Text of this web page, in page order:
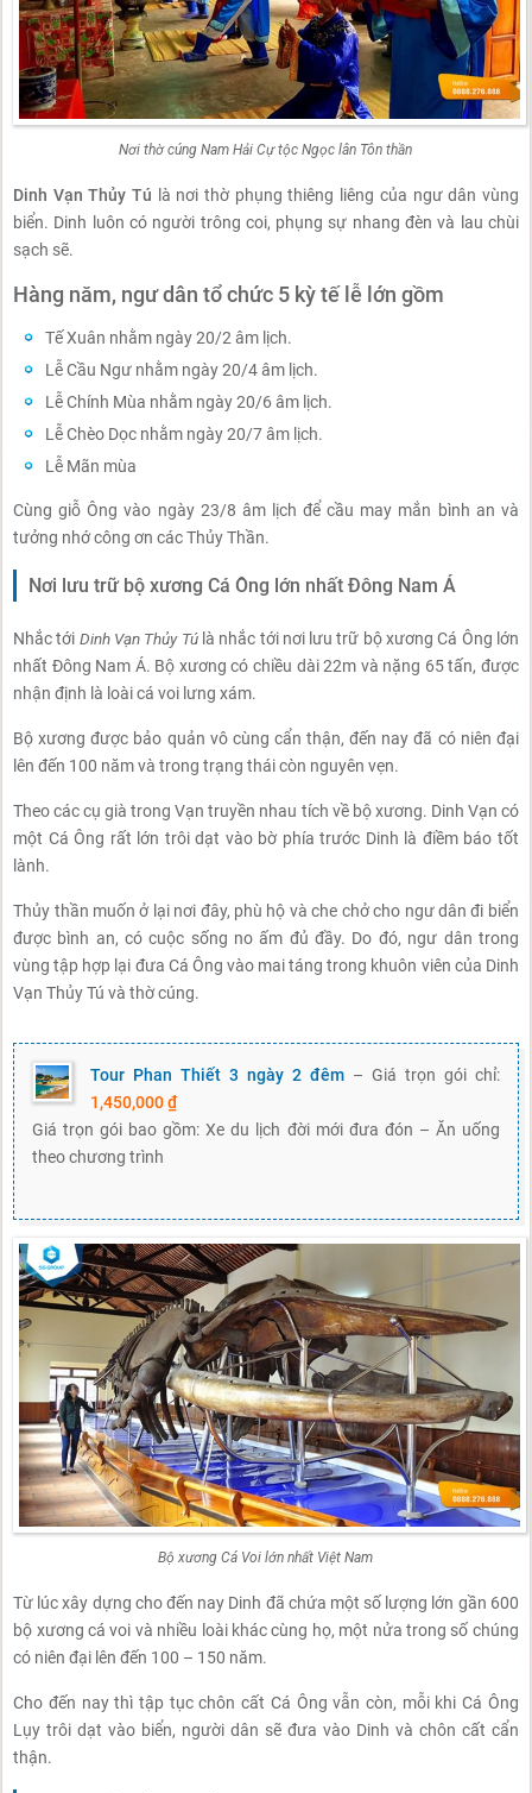
Nơi thờ cúng Nam Hải Cự tộc Ngọc lân Tôn thần
Dinh Vạn Thủy Tú là nơi thờ phụng thiêng liêng của ngư dân vùng
biển. Dinh luôn có người trông coi, phụng sự nhang đèn và lau chùi
sạch sẽ.
Hàng năm, ngư dân tổ chức 5 kỳ tế lễ lớn gồm
Tế Xuân nhằm ngày 20/2 âm lịch.
Lễ Cầu Ngư nhằm ngày 20/4 âm lịch.
Lễ Chính Mùa nhằm ngày 20/6 âm lịch.
Lễ Chèo Dọc nhằm ngày 20/7 âm lịch.
Lễ Mãn mùa
Cùng giỗ Ông vào ngày 23/8 âm lịch để cầu may mắn bình an và
tưởng nhớ công ơn các Thủy Thần.
Nơi lưu trữ bộ xương Cá Ông lớn nhất Đông Nam Á
Nhắc tới Dinh Vạn Thủy Túlà nhắc tới nơi lưu trữ bộ xương Cá Ông lớn
nhất Đông Nam Á. Bộ xương có chiều dài 22m và nặng 65 tấn, được
nhận định là loài cá voi lưng xám.
Bộ xương được bảo quản vô cùng cẩn thận, đến nay đã có niên đại
lên đến 100 năm và trong trạng thái còn nguyên vẹn.
Theo các cụ già trong Vạn truyền nhau tích về bộ xương. Dinh Vạn có
một Cá Ông rất lớn trôi dạt vào bờ phía trước Dinh là điềm báo tốt
lành.
Thủy thần muốn ở lại nơi đây, phù hộ và che chở cho ngư dân đi biển
được bình an, có cuộc sống no ấm đủ đầy. Do đó, ngư dân trong
vùng tập hợp lại đưa Cá Ông vào mai táng trong khuôn viên của Dinh
Vạn Thủy Tú và thờ cúng.
Tour Phan Thiết 3 ngày 2 đêm– Giá trọn gói chỉ:
1,450,000 ₫
Giá trọn gói bao gồm: Xe du lịch đời mới đưa đón – Ăn uống
theo chương trình
Bộ xương Cá Voi lớn nhất Việt Nam
Từ lúc xây dựng cho đến nay Dinh đã chứa một số lượng lớn gần 600
bộ xương cá voi và nhiều loài khác cùng họ, một nửa trong số chúng
có niên đại lên đến 100 – 150 năm.
Cho đến nay thì tập tục chôn cất Cá Ông vẫn còn, mỗi khi Cá Ông
Lụy trôi dạt vào biển, người dân sẽ đưa vào Dinh và chôn cất cẩn
thận.